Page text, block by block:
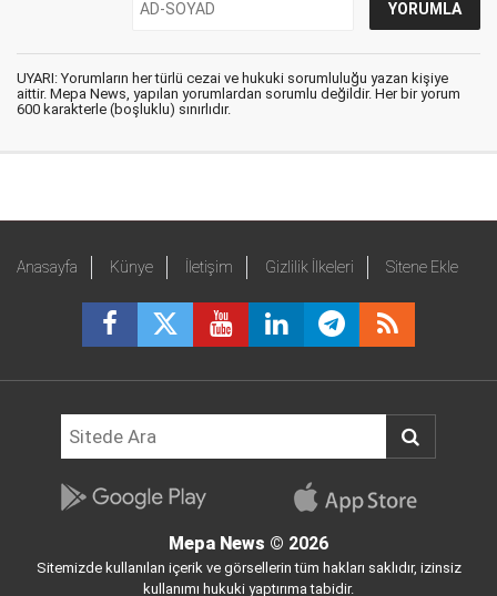
UYARI: Yorumların her türlü cezai ve hukuki sorumluluğu yazan kişiye
aittir. Mepa News, yapılan yorumlardan sorumlu değildir. Her bir yorum
600 karakterle (boşluklu) sınırlıdır.
Anasayfa Künye İletişim Gizlilik İlkeleri Sitene Ekle
Mepa News © 2026
Sitemizde kullanılan içerik ve görsellerin tüm hakları saklıdır, izinsiz
kullanımı hukuki yaptırıma tabidir.